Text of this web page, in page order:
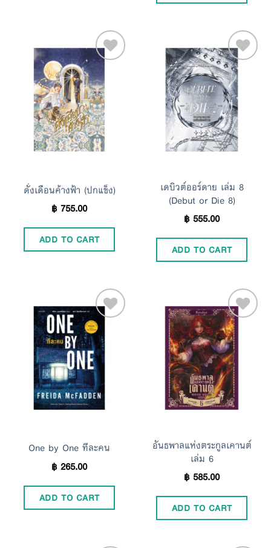
Add to
Wishlist
ดั่งเดือนค้างฟ้า (ปกแข็ง)
฿755.00
ADD TO CART
Add to
Wishlist
เดบิวต์ออร์ดาย เล่ม 8
(Debut or Die 8)
฿555.00
ADD TO CART
Add to
Wishlist
One by One ทีละคน
฿265.00
ADD TO CART
Add to
Wishlist
อันธพาลแห่งตระกูลเคานต์
เล่ม 6
฿585.00
ADD TO CART